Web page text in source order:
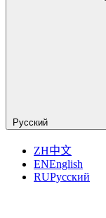
Русский
ZH中文
ENEnglish
RUРусский